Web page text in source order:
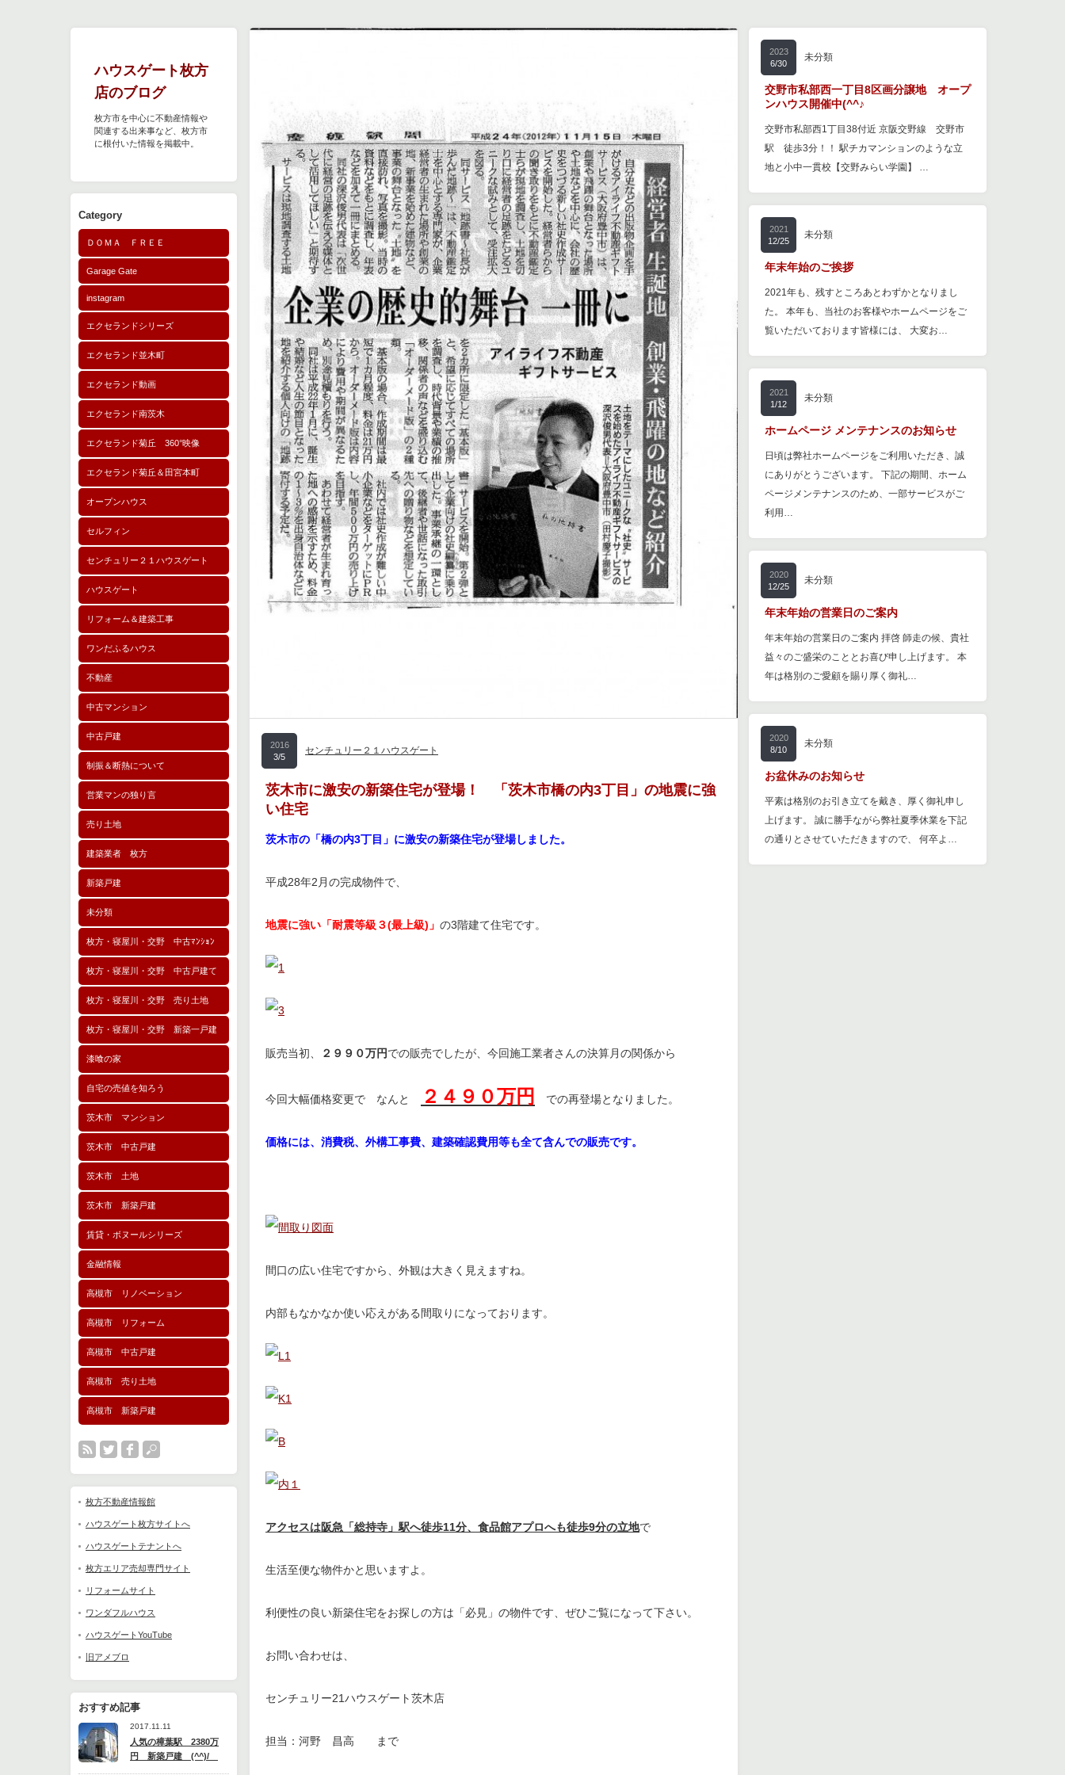
ハウスゲート枚方
店のブログ
枚方市を中心に不動産情報や
関連する出来事など、枚方市
に根付いた情報を掲載中。
Category
ＤＯＭＡ ＦＲＥＥ
Garage Gate
instagram
エクセランドシリーズ
エクセランド並木町
エクセランド動画
エクセランド南茨木
エクセランド菊丘 360°映像
エクセランド菊丘＆田宮本町
オープンハウス
セルフィン
センチュリー２１ハウスゲート
ハウスゲート
リフォーム＆建築工事
ワンだふるハウス
不動産
中古マンション
中古戸建
制振＆断熱について
営業マンの独り言
売り土地
建築業者 枚方
新築戸建
未分類
枚方・寝屋川・交野 中古ﾏﾝｼｮﾝ
枚方・寝屋川・交野 中古戸建て
枚方・寝屋川・交野 売り土地
枚方・寝屋川・交野 新築一戸建
漆喰の家
自宅の売値を知ろう
茨木市 マンション
茨木市 中古戸建
茨木市 土地
茨木市 新築戸建
賃貸・ボヌールシリーズ
金融情報
高槻市 リノベーション
高槻市 リフォーム
高槻市 中古戸建
高槻市 売り土地
高槻市 新築戸建
枚方不動産情報館
ハウスゲート枚方サイトへ
ハウスゲートテナントへ
枚方エリア売却専門サイト
リフォームサイト
ワンダフルハウス
ハウスゲートYouTube
旧アメブロ
おすすめ記事
2017.11.11
人気の樟葉駅 2380万
円 新築戸建 (^^)/
2016
3/5
センチュリー２１ハウスゲート
茨木市に激安の新築住宅が登場！ 「茨木市橋の内3丁目」の地震に強
い住宅
茨木市の「橋の内3丁目」に激安の新築住宅が登場しました。
平成28年2月の完成物件で、
地震に強い「耐震等級３(最上級)」 の3階建て住宅です。
販売当初、 ２９９０万円での販売でしたが、今回施工業者さんの決算月の関係から
今回大幅価格変更で なんと ２４９０万円 での再登場となりました。
価格には、消費税、外構工事費、建築確認費用等も全て含んでの販売です。
間口の広い住宅ですから、外観は大きく見えますね。
内部もなかなか使い応えがある間取りになっております。
アクセスは阪急「総持寺」駅へ徒歩11分、食品館アプロへも徒歩9分の立地で
生活至便な物件かと思いますよ。
利便性の良い新築住宅をお探しの方は「必見」の物件です、ぜひご覧になって下さい。
お問い合わせは、
センチュリー21ハウスゲート茨木店
担当：河野 昌高 まで
2023
6/30
未分類
交野市私部西一丁目8区画分譲地 オープ
ンハウス開催中(^^♪
交野市私部西1丁目38付近 京阪交野線 交野市
駅 徒歩3分！！ 駅チカマンションのような立
地と小中一貫校【交野みらい学園】 …
2021
12/25
未分類
年末年始のご挨拶
2021年も、残すところあとわずかとなりまし
た。 本年も、当社のお客様やホームページをご
覧いただいております皆様には、 大変お…
2021
1/12
未分類
ホームページ メンテナンスのお知らせ
日頃は弊社ホームページをご利用いただき、誠
にありがとうございます。 下記の期間、ホーム
ページメンテナンスのため、一部サービスがご
利用…
2020
12/25
未分類
年末年始の営業日のご案内
年末年始の営業日のご案内 拝啓 師走の候、貴社
益々のご盛栄のこととお喜び申し上げます。 本
年は格別のご愛顧を賜り厚く御礼…
2020
8/10
未分類
お盆休みのお知らせ
平素は格別のお引き立てを戴き、厚く御礼申し
上げます。 誠に勝手ながら弊社夏季休業を下記
の通りとさせていただきますので、 何卒よ…